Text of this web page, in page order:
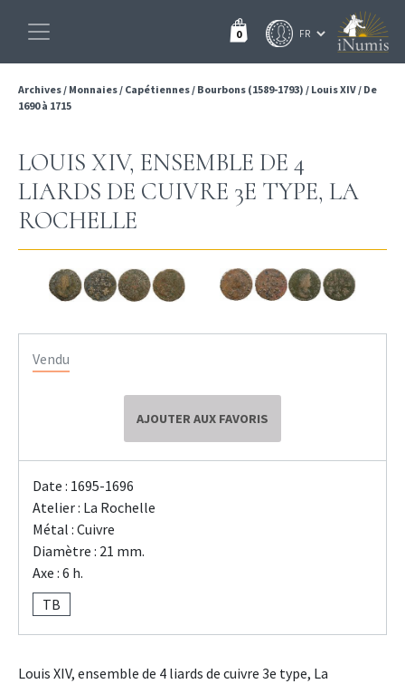
0
Archives/ Monnaies/ Capétiennes/ Bourbons (1589-1793) / Louis XIV/ De
1690 à 1715
LOUIS XIV, ENSEMBLE DE 4
LIARDS DE CUIVRE 3E TYPE, LA
ROCHELLE
Vendu
AJOUTER AUX FAVORIS
Date : 1695-1696
Atelier : La Rochelle
Métal : Cuivre
Diamètre : 21 mm.
Axe : 6 h.
TB
Louis XIV, ensemble de 4 liards de cuivre 3e type, La